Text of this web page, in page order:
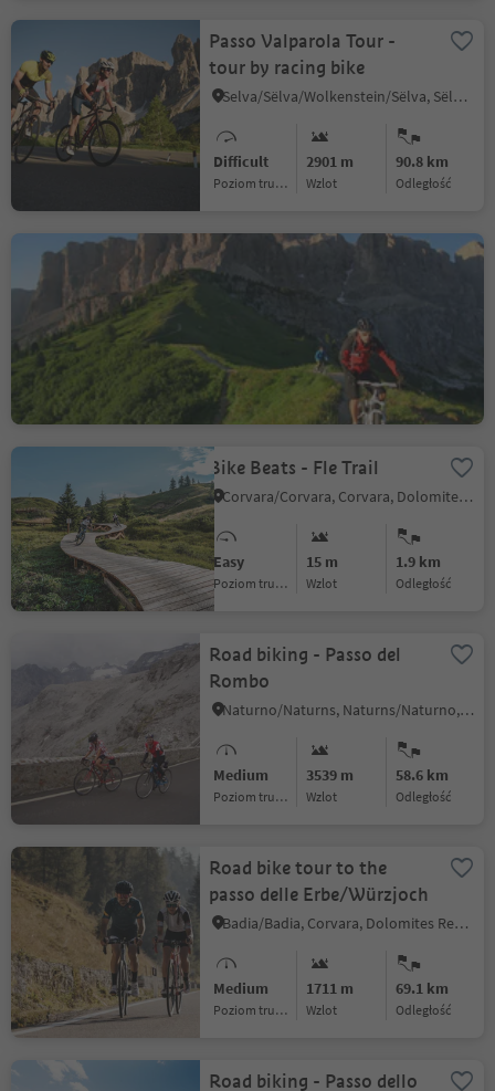
Passo Valparola Tour -
tour by racing bike
Selva/Sëlva/Wolkenstein/Sëlva, Sëlva/Selva di Val Gardena, Dolomites Region Val Gardena
Difficult
Poziom trudności
2901 m
Wzlot
90.8 km
odległość
208 Sellaronda MTB
Difficult
Poziom trudności
4775 m
Wzlot
62.3 km
odległość
Bike Beats - Fle Trail
Corvara/Corvara, Corvara, Dolomites Region Alta Badia
Easy
Poziom trudności
15 m
Wzlot
1.9 km
odległość
Road biking - Passo del
Rombo
Naturno/Naturns, Naturns/Naturno, Meran/Merano and environs
Medium
Poziom trudności
3539 m
Wzlot
58.6 km
odległość
Road bike tour to the
passo delle Erbe/Würzjoch
Badia/Badia, Corvara, Dolomites Region Alta Badia
Medium
Poziom trudności
1711 m
Wzlot
69.1 km
odległość
Road biking - Passo dello